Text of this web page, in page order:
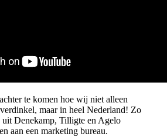
te komen hoe wij niet alleen
maar in heel Nederland! Zo
uit Denekamp, Tilligte en Agelo
aan een marketing bureau.